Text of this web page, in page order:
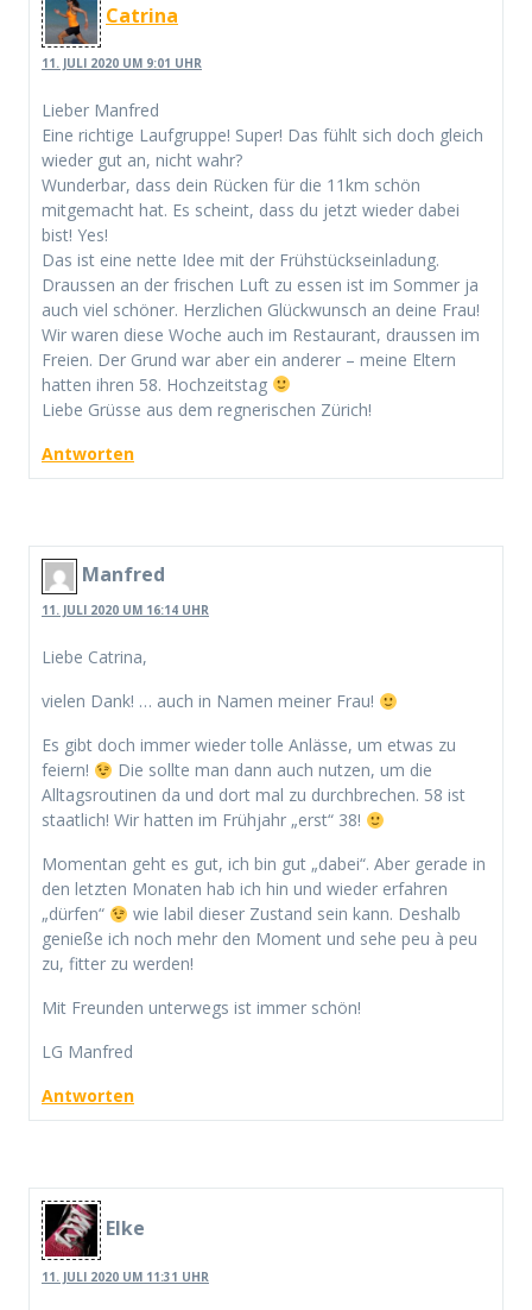
Catrina
11. JULI 2020 UM 9:01 UHR
Lieber Manfred
Eine richtige Laufgruppe! Super! Das fühlt sich doch gleich
wieder gut an, nicht wahr?
Wunderbar, dass dein Rücken für die 11km schön
mitgemacht hat. Es scheint, dass du jetzt wieder dabei
bist! Yes!
Das ist eine nette Idee mit der Frühstückseinladung.
Draussen an der frischen Luft zu essen ist im Sommer ja
auch viel schöner. Herzlichen Glückwunsch an deine Frau!
Wir waren diese Woche auch im Restaurant, draussen im
Freien. Der Grund war aber ein anderer – meine Eltern
hatten ihren 58. Hochzeitstag
Liebe Grüsse aus dem regnerischen Zürich!
Antworten
Manfred
11. JULI 2020 UM 16:14 UHR
Liebe Catrina,
vielen Dank! … auch in Namen meiner Frau!
Es gibt doch immer wieder tolle Anlässe, um etwas zu
feiern!
Die sollte man dann auch nutzen, um die
Alltagsroutinen da und dort mal zu durchbrechen. 58 ist
staatlich! Wir hatten im Frühjahr „erst“ 38!
Momentan geht es gut, ich bin gut „dabei“. Aber gerade in
den letzten Monaten hab ich hin und wieder erfahren
„dürfen“
wie labil dieser Zustand sein kann. Deshalb
genieße ich noch mehr den Moment und sehe peu à peu
zu, fitter zu werden!
Mit Freunden unterwegs ist immer schön!
LG Manfred
Antworten
Elke
11. JULI 2020 UM 11:31 UHR